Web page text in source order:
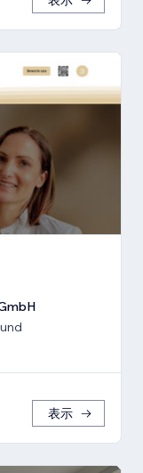
表示